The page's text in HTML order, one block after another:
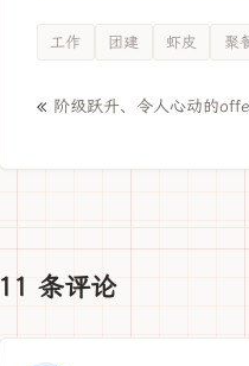
工作 团建 虾皮 聚
« 阶级跃升、令人心动的
11 条评论